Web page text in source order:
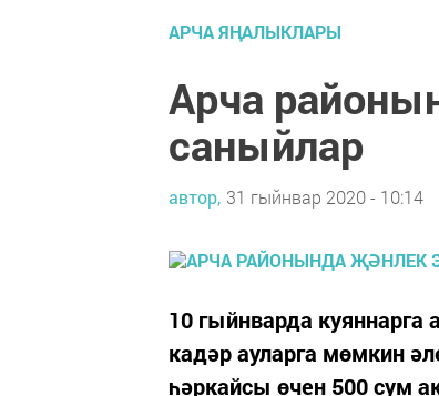
АРЧА ЯҢАЛЫКЛАРЫ
Арча
саныйлар
автор, 31 гыйнвар 2020 - 10:14
10 гыйнварда куяннарга
кадәр ауларга мөмкин
һәркайсы өчен 500 сум